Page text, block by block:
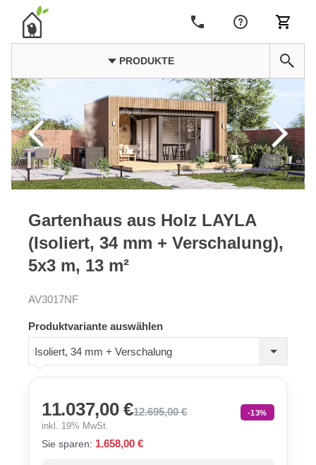
PRODUKTE
Gartenhaus aus Holz LAYLA
(Isoliert, 34 mm + Verschalung),
5x3 m, 13 m²
AV3017NF
Produktvariante auswählen
Isoliert, 34 mm + Verschalung
11.037,00 €12.695,00 € -13%
inkl. 19% MwSt.
Sie sparen: 1.658,00 €